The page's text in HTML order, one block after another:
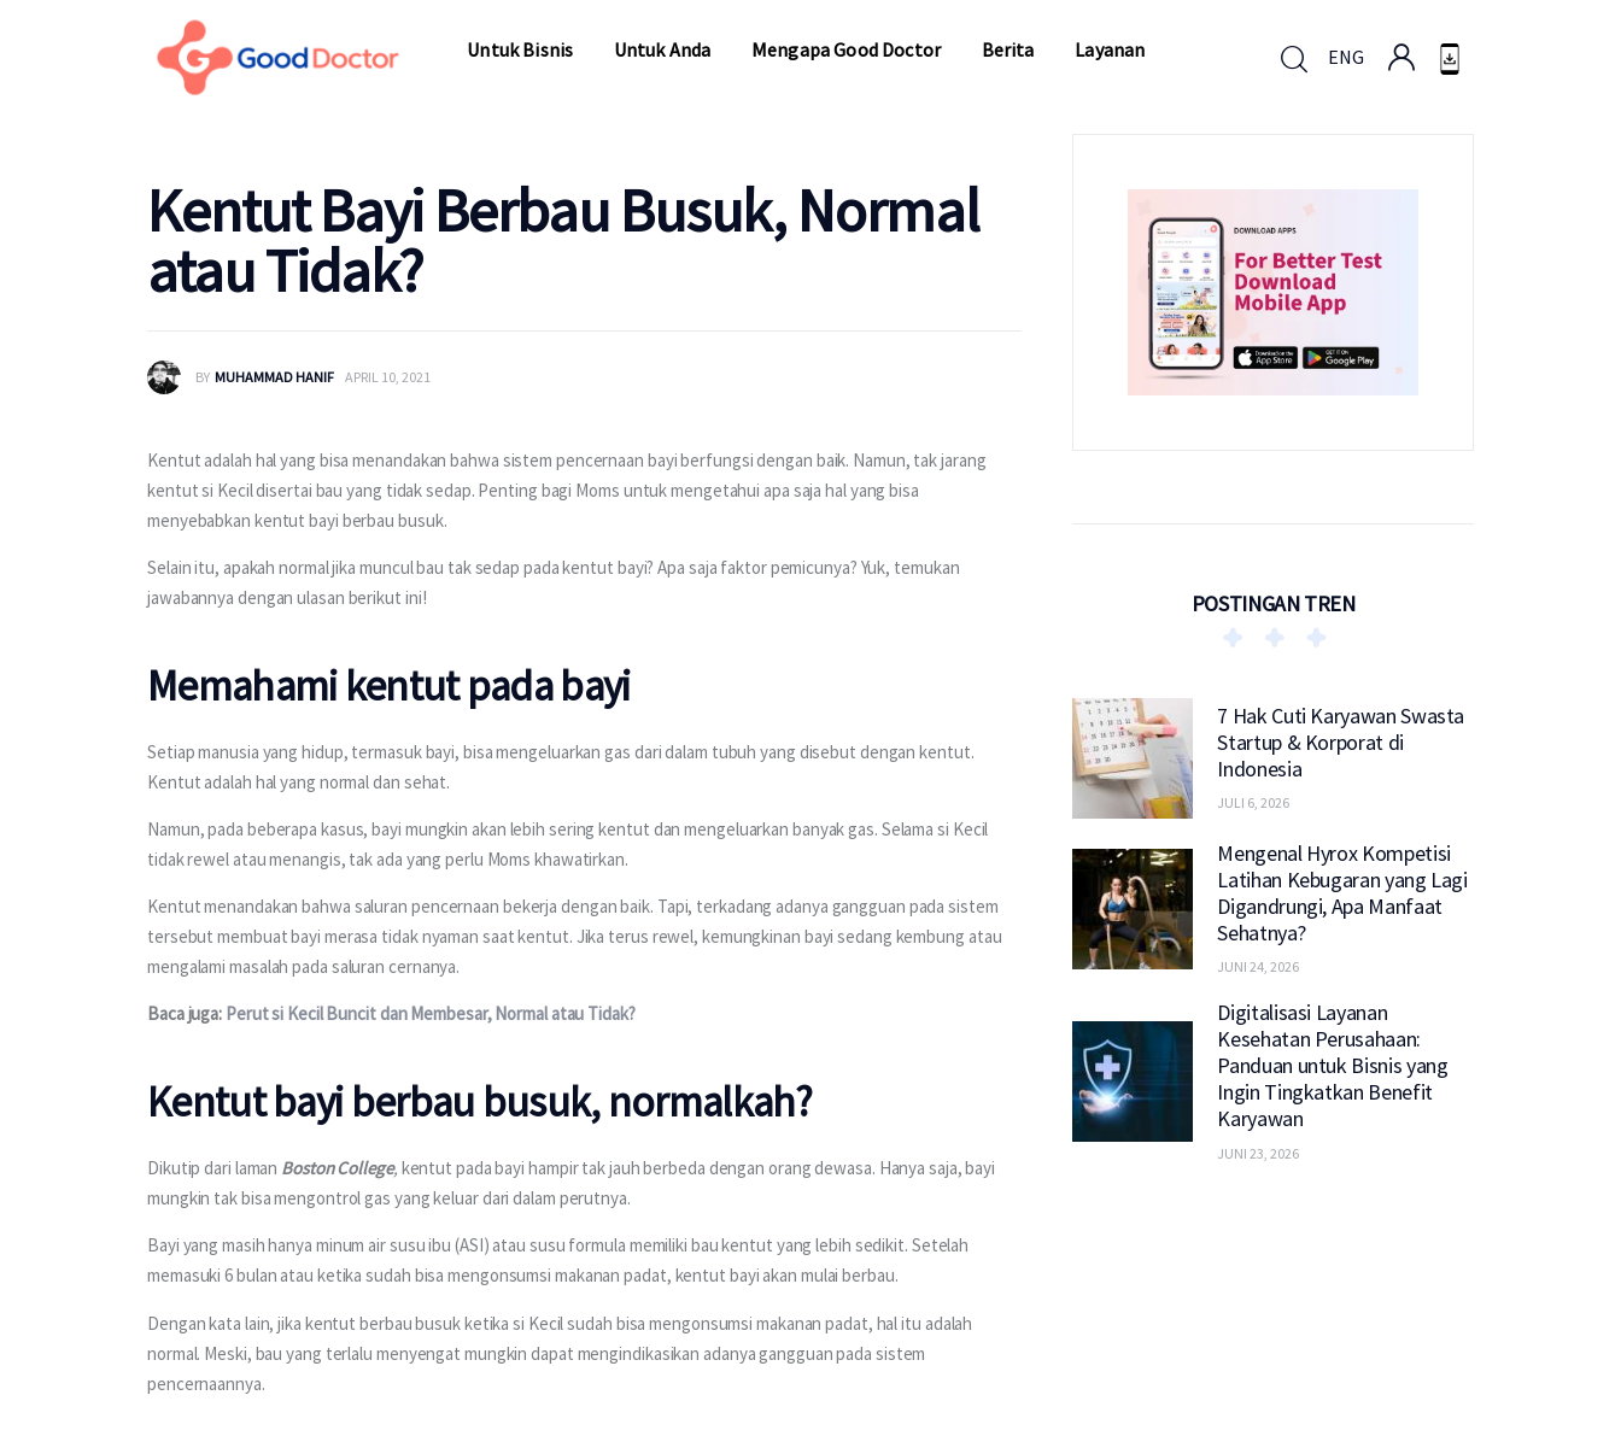
Untuk Bisnis Untuk Anda Mengapa Good Doctor Berita Layanan ENG
Kentut Bayi Berbau Busuk, Normal
atau Tidak?
BY MUHAMMAD HANIF APRIL 10, 2021
Kentut adalah hal yang bisa menandakan bahwa sistem pencernaan bayi berfungsi dengan baik. Namun, tak jarang
kentut si Kecil disertai bau yang tidak sedap. Penting bagi Moms untuk mengetahui apa saja hal yang bisa
menyebabkan kentut bayi berbau busuk.
Selain itu, apakah normal jika muncul bau tak sedap pada kentut bayi? Apa saja faktor pemicunya? Yuk, temukan
jawabannya dengan ulasan berikut ini!
Memahami kentut pada bayi
Setiap manusia yang hidup, termasuk bayi, bisa mengeluarkan gas dari dalam tubuh yang disebut dengan kentut.
Kentut adalah hal yang normal dan sehat.
Namun, pada beberapa kasus, bayi mungkin akan lebih sering kentut dan mengeluarkan banyak gas. Selama si Kecil
tidak rewel atau menangis, tak ada yang perlu Moms khawatirkan.
Kentut menandakan bahwa saluran pencernaan bekerja dengan baik. Tapi, terkadang adanya gangguan pada sistem
tersebut membuat bayi merasa tidak nyaman saat kentut. Jika terus rewel, kemungkinan bayi sedang kembung atau
mengalami masalah pada saluran cernanya.
Baca juga: Perut si Kecil Buncit dan Membesar, Normal atau Tidak?
Kentut bayi berbau busuk, normalkah?
Dikutip dari laman Boston College, kentut pada bayi hampir tak jauh berbeda dengan orang dewasa. Hanya saja, bayi
mungkin tak bisa mengontrol gas yang keluar dari dalam perutnya.
Bayi yang masih hanya minum air susu ibu (ASI) atau susu formula memiliki bau kentut yang lebih sedikit. Setelah
memasuki 6 bulan atau ketika sudah bisa mengonsumsi makanan padat, kentut bayi akan mulai berbau.
Dengan kata lain, jika kentut berbau busuk ketika si Kecil sudah bisa mengonsumsi makanan padat, hal itu adalah
normal. Meski, bau yang terlalu menyengat mungkin dapat mengindikasikan adanya gangguan pada sistem
pencernaannya.
POSTINGAN TREN
7 Hak Cuti Karyawan Swasta
Startup & Korporat di
Indonesia
JULI 6, 2026
Mengenal Hyrox Kompetisi
Latihan Kebugaran yang Lagi
Digandrungi, Apa Manfaat
Sehatnya?
JUNI 24, 2026
Digitalisasi Layanan
Kesehatan Perusahaan:
Panduan untuk Bisnis yang
Ingin Tingkatkan Benefit
Karyawan
JUNI 23, 2026